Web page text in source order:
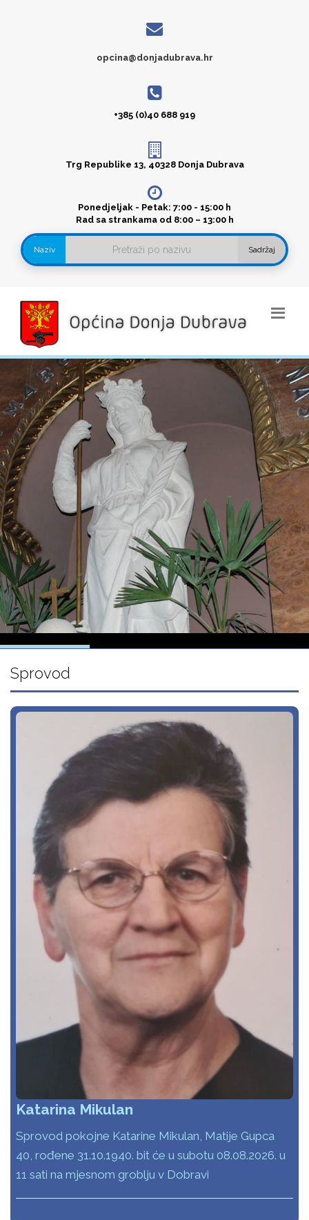
opcina@donjadubrava.hr
+385 (0)40 688 919
Trg Republike 13, 40328 Donja Dubrava
Ponedjeljak - Petak: 7:00 - 15:00 h
Rad sa strankama od 8:00 – 13:00 h
Naziv Sadržaj
Sprovod
Katarina Mikulan
Sprovod pokojne Katarine Mikulan, Matije Gupca
40, rođene 31.10.1940. bit će u subotu 08.08.2026. u
11 sati na mjesnom groblju v Dobravi